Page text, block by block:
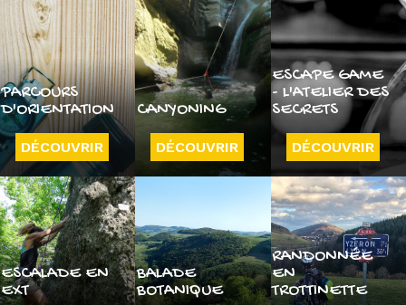
PARCOURS
D'ORIENTATION
DÉCOUVRIR
CANYONING
DÉCOUVRIR
ESCAPE GAME
- L'ATELIER DES
SECRETS
DÉCOUVRIR
ESCALADE EN
EXT
BALADE
BOTANIQUE
RANDONNÉE
EN
TROTTINETTE